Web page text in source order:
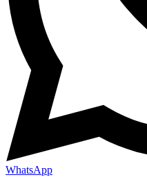
WhatsApp